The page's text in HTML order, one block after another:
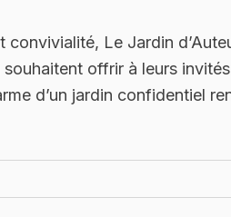
convivialité, Le Jardin
offrir à leurs
d’un jardin confidentiel